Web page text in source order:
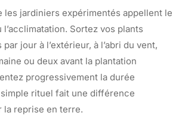
les jardiniers expérimentés appellent le
Sortez vos plants
jour à l’extérieur, à l’abri du vent,
ou deux avant la plantation
progressivement la durée
simple rituel fait une différence
la reprise en terre.